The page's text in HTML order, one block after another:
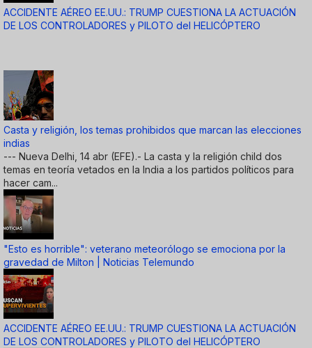
ACCIDENTE AÉREO EE.UU.: TRUMP CUESTIONA LA ACTUACIÓN
DE LOS CONTROLADORES y PILOTO del HELICÓPTERO
Casta y religión, los temas prohibidos que marcan las elecciones
indias
--- Nueva Delhi, 14 abr (EFE).- La casta y la religión child dos
temas en teoría vetados en la India a los partidos políticos para
hacer cam...
"Esto es horrible": veterano meteorólogo se emociona por la
gravedad de Milton | Noticias Telemundo
ACCIDENTE AÉREO EE.UU.: TRUMP CUESTIONA LA ACTUACIÓN
DE LOS CONTROLADORES y PILOTO del HELICÓPTERO